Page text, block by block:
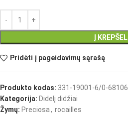
Į KREPŠELĮ
Pridėti į pageidavimų sąrašą
Produkto kodas: 331-19001-6/0-68106
Kategorija: Didelį didžiai
Žymų: Preciosa, rocailles